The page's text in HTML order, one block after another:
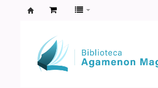
Agamenon
Magalhães